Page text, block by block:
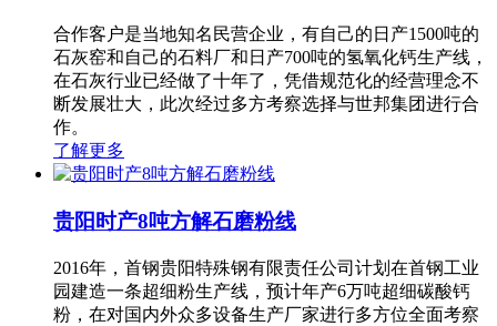
合作客户是当地知名民营企业，有自己的日产1500吨的
石灰窑和自己的石料厂和日产700吨的氢氧化钙生产线，
在石灰行业已经做了十年了，凭借规范化的经营理念不
断发展壮大，此次经过多方考察选择与世邦集团进行合
作。
了解更多
贵阳时产8吨方解石磨粉线
2016年，首钢贵阳特殊钢有限责任公司计划在首钢工业
园建造一条超细粉生产线，预计年产6万吨超细碳酸钙
粉，在对国内外众多设备生产厂家进行多方位全面考察